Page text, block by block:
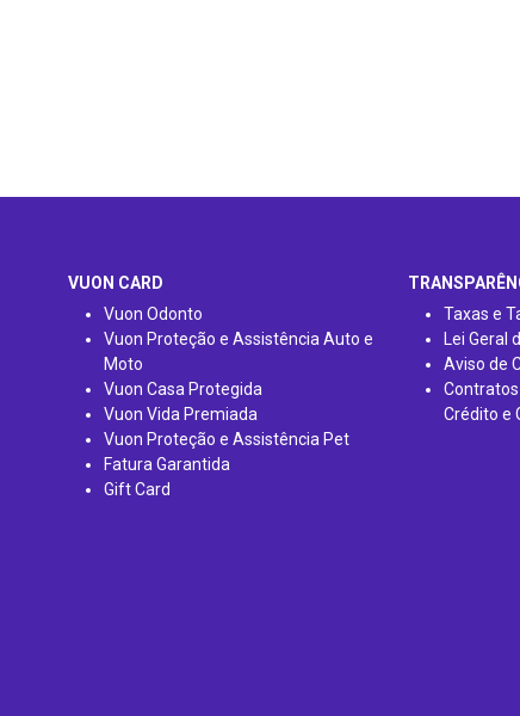
VUON CARD
Vuon Odonto
Vuon Proteção e Assistência Auto e
Moto
Vuon Casa Protegida
Vuon Vida Premiada
Vuon Proteção e Assistência Pet
Fatura Garantida
Gift Card
Taxas e
Lei Geral
Aviso de
Crédito e